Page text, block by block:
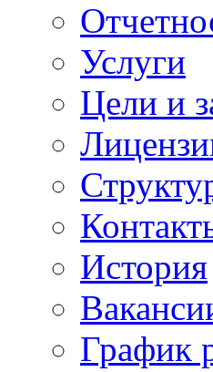
Услуги
Цели и
История
График